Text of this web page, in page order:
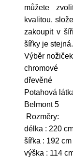
můžete
kvalitou,
zakoupit v
šířky je stejná.
Výběr
chromové
dřevěné
Potahová
Belmont 5
Rozměry:
délka : 220
šířka : 192 cm
výška : 114